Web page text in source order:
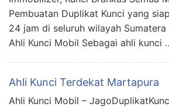
Pembuatan Duplikat Kunci yang
24 jam di seluruh wilayah Sumatera
Ahli Kunci Mobil Sebagai ahli kunci
Ahli Kunci Terdekat Martapura
Ahli Kunci Mobil –